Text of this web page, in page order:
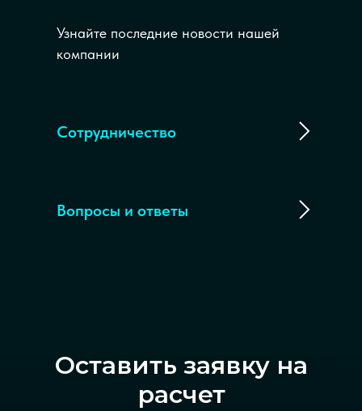
Узнайте последние новости нашей
компании
Сотрудничество
Вопросы и ответы
Оставить заявку на
расчет